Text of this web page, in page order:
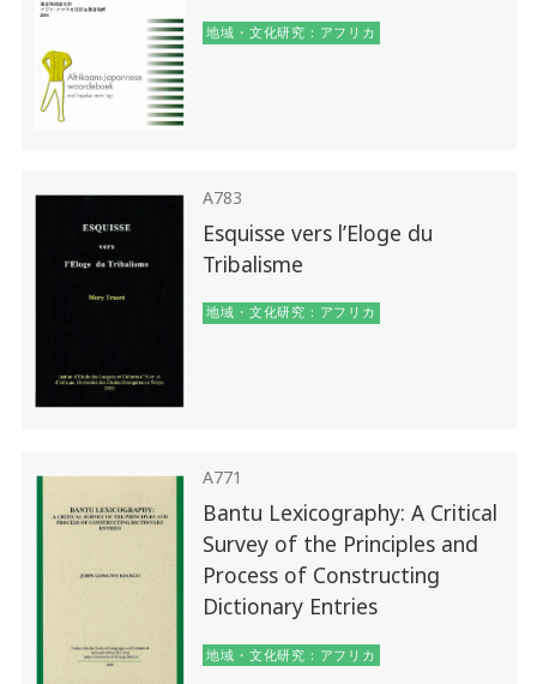
地域・文化研究：アフリカ
A783
Esquisse vers l’Eloge du
Tribalisme
地域・文化研究：アフリカ
A771
Bantu Lexicography: A Critical
Survey of the Principles and
Process of Constructing
Dictionary Entries
地域・文化研究：アフリカ